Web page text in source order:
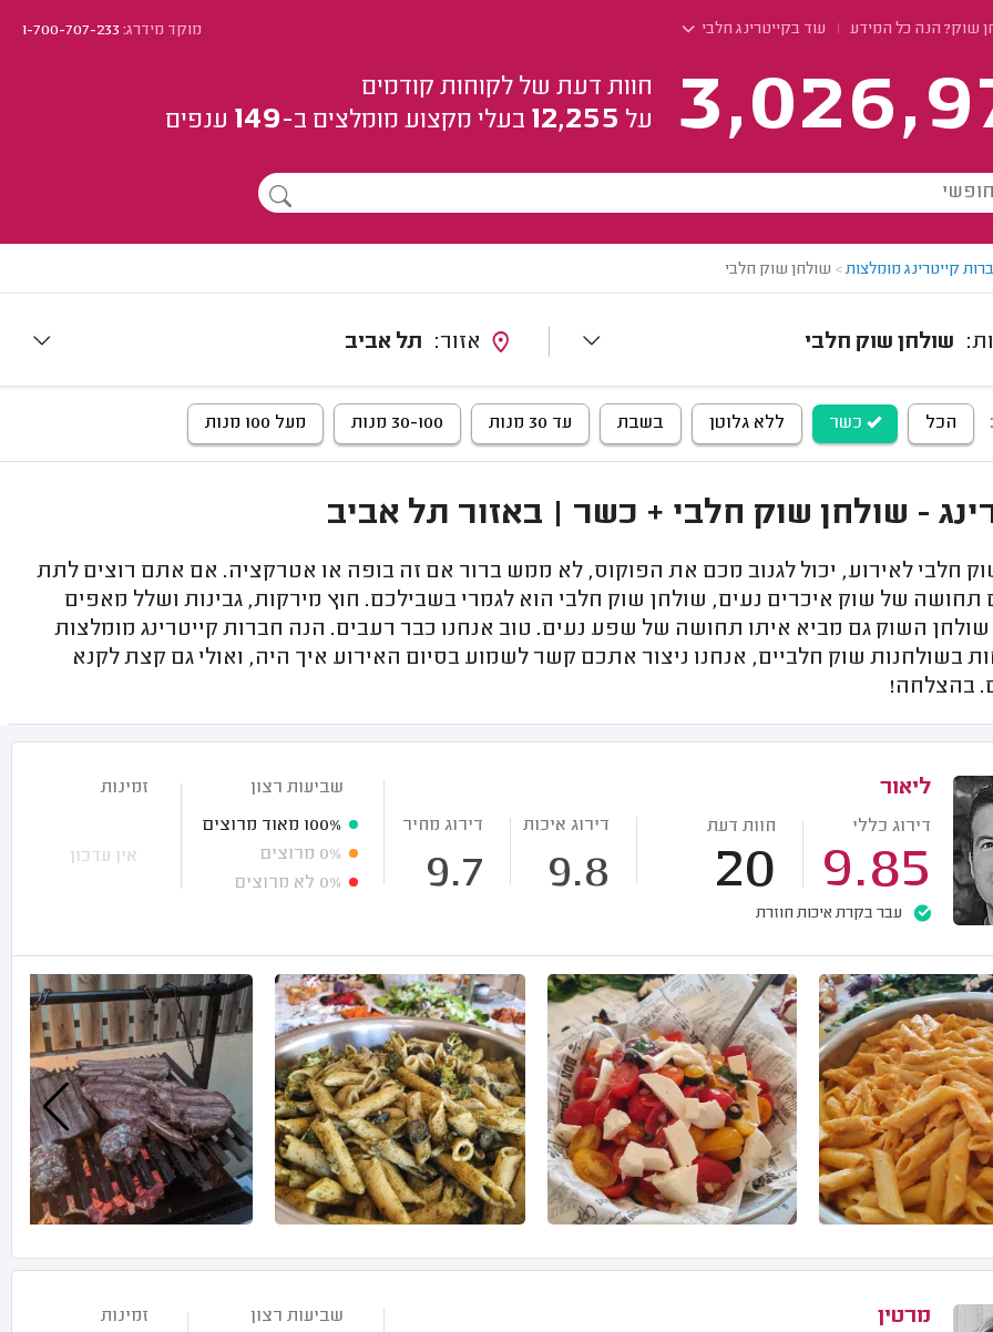
שוק? הנה כל המידע עוד בקייטרינג חלבי מוקד מידרג:1-700-707-233
חוות דעת של לקוחות קודמים
על 12,255 בעלי מקצוע מומלצים ב-149 ענפים
קייטרינג מומלצות> שולחן שוק חלבי
שולחן שוק חלבי תל אביב
הכל כשר ללא גלוטן בשבת עד 30 מנות 30-100 מנות מעל 100 מנות
- שולחן שוק חלבי + כשר | באזור תל אביב
חלבי לאירוע, יכול לגנוב מכם את הפוקוס, לא ממש ברור אם זה בופה או אטרקציה. אם אתם רוצים לתת
תחושה של שוק איכרים נעים, שולחן שוק חלבי הוא לגמרי בשבילכם. חוץ מירקות, גבינות ושלל מאפים
שולחן השוק גם מביא איתו תחושה של שפע נעים. טוב אנחנו כבר רעבים. הנה חברות קייטרינג מומלצות
בשולחנות שוק חלביים, אנחנו ניצור אתכם קשר לשמוע בסיום האירוע איך היה, ואולי גם קצת לקנא
בהצלחה!
ליאור
דירוג כללי
9.85
חוות דעת
20
דירוג איכות
9.8
דירוג מחיר
9.7
עבר בקרת איכות חוזרת
שביעות רצון
100% מאוד מרוצים
0% מרוצים
0% לא מרוצים
זמינות
אין עדכון
מרטין
שביעות רצון
זמינות